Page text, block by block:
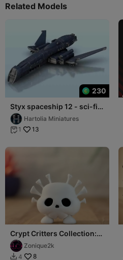
Related Models
230
Styx spaceship 12 - sci-fi
science fiction future 40k
legionHartolia Miniatures
 1 13
Crypt Critters Collection:
StyxZonique2k
 4 8